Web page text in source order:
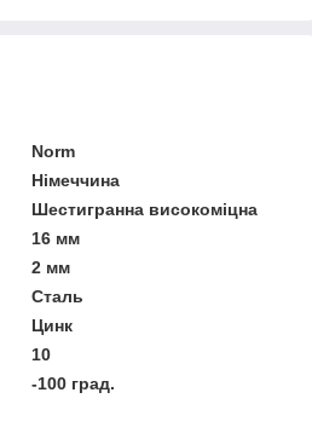
Norm
Німеччина
Шестигранна високоміцна
16 мм
2 мм
Сталь
Цинк
10
-100 град.